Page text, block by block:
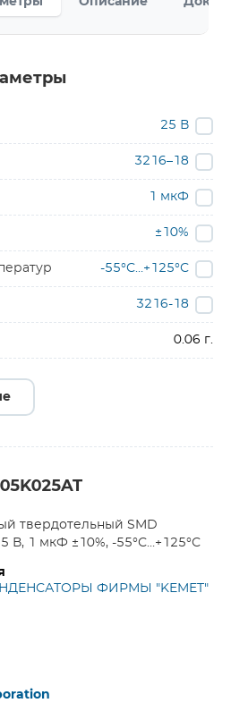
25 В
3216–18
1 мкФ
±10%
-55°С…+125°С
3216-18
0.06 г.
твердотельный SMD
В, 1 мкФ ±10%, -55°С…+125°С
ФИРМЫ "KEMET"